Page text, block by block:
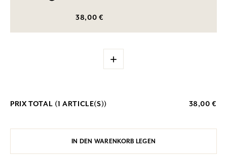
38,00 €
+
PRIX TOTAL (1 ARTICLE(S)) 38,00 €
IN DEN WARENKORB LEGEN